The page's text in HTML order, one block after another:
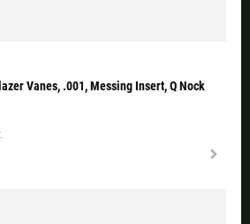
Vanes, .001, Messing Insert, Q Nock